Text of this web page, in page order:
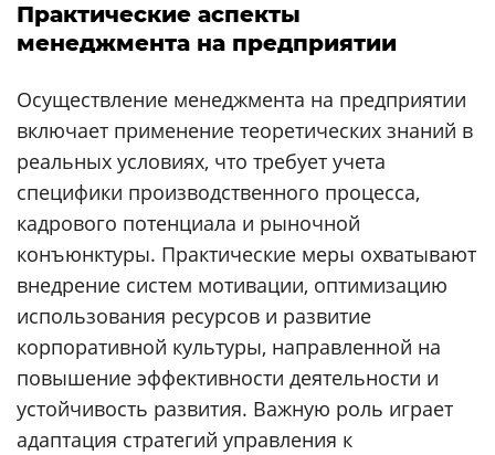
Практические аспекты
менеджмента на предприятии
Осуществление менеджмента на предприятии
включает применение теоретических знаний в
реальных условиях, что требует учета
специфики производственного процесса,
кадрового потенциала и рыночной
конъюнктуры. Практические меры охватывают
внедрение систем мотивации, оптимизацию
использования ресурсов и развитие
корпоративной культуры, направленной на
повышение эффективности деятельности и
устойчивость развития. Важную роль играет
адаптация стратегий управления к